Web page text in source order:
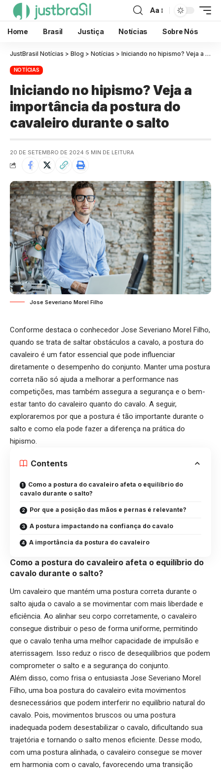
Aa
Home Brasil Justiça Notícias Sobre Nós
JustBrasil Notícias > Blog > Notícias > Iniciando no hipismo? Veja a importância da postura do cavaleiro durante o salto
NOTÍCIAS
Iniciando no hipismo? Veja a
importância da postura do
cavaleiro durante o salto
20 DE SETEMBRO DE 2024 5 MIN DE LEITURA
Jose Severiano Morel Filho
Conforme destaca o conhecedor Jose Severiano Morel Filho,
quando se trata de saltar obstáculos a cavalo, a postura do
cavaleiro é um fator essencial que pode influenciar
diretamente o desempenho do conjunto. Manter uma postura
correta não só ajuda a melhorar a performance nas
competições, mas também assegura a segurança e o bem-
estar tanto do cavaleiro quanto do cavalo. A seguir,
exploraremos por que a postura é tão importante durante o
salto e como ela pode fazer a diferença na prática do
hipismo.
Contents
Como a postura do cavaleiro afeta o equilíbrio do
cavalo durante o salto?
Por que a posição das mãos e pernas é relevante?
A postura impactando na confiança do cavalo
A importância da postura do cavaleiro
Como a postura do cavaleiro afeta o equilíbrio do
cavalo durante o salto?
Um cavaleiro que mantém uma postura correta durante o
salto ajuda o cavalo a se movimentar com mais liberdade e
eficiência. Ao alinhar seu corpo corretamente, o cavaleiro
consegue distribuir o peso de forma uniforme, permitindo
que o cavalo tenha uma melhor capacidade de impulsão e
aterrissagem. Isso reduz o risco de desequilíbrios que podem
comprometer o salto e a segurança do conjunto.
Além disso, como frisa o entusiasta Jose Severiano Morel
Filho, uma boa postura do cavaleiro evita movimentos
desnecessários que podem interferir no equilíbrio natural do
cavalo. Pois, movimentos bruscos ou uma postura
inadequada podem desestabilizar o cavalo, dificultando sua
trajetória e tornando o salto menos eficiente. Desse modo,
com uma postura alinhada, o cavaleiro consegue se mover
em harmonia com o cavalo, favorecendo uma transição